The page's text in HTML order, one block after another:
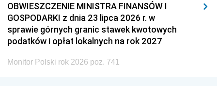
OBWIESZCZENIE MINISTRA FINANSÓW I
GOSPODARKI z dnia 23 lipca 2026 r. w
sprawie górnych granic stawek kwotowych
podatków i opłat lokalnych na rok 2027
Monitor Polski rok 2026 poz. 741